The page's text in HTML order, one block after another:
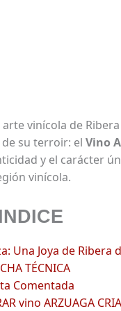
vinícola de
su terroir: el Vino
y el carácter
vinícola.
Una Joya de Ribera
TÉCNICA
Comentada
vino ARZUAGA